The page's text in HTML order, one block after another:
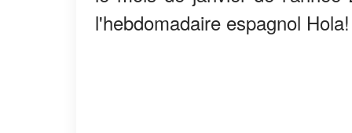
l'hebdomadaire espagnol Hola!